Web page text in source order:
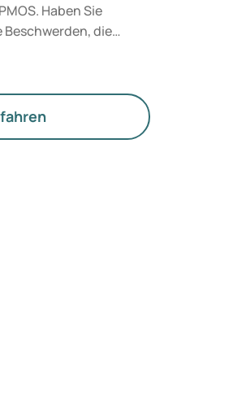
Haben Sie
Beschwerden, die
ändert sich vorerst
Stoffwechsel und